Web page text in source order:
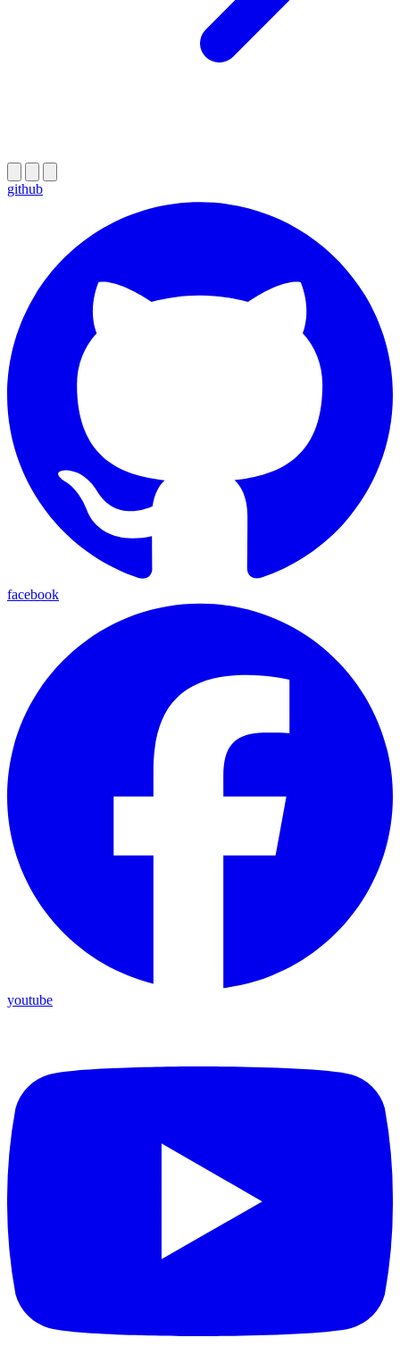
github
facebook
youtube